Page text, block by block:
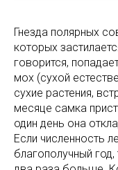
Гнезда полярных
которых
говорится,
мох (сухой
сухие растения,
месяце самка
один день она
Если численность
благополучный